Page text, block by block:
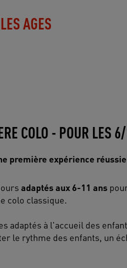
AGES
COLO - POUR LES
première expérience
adaptés aux 6-11 ans
colo classique.
adaptés à l'accueil des
le rythme des enfants, un